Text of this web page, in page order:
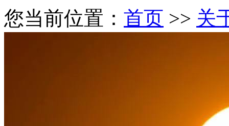
您当前位置： 首页 >> 关